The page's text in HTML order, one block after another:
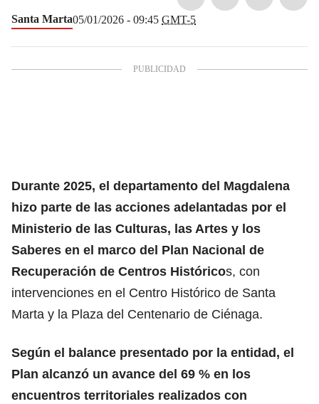
Santa Marta05/01/2026 - 09:45 GMT-5
Durante 2025, el departamento del Magdalena
hizo parte de las acciones adelantadas por el
Ministerio de las Culturas, las Artes y los
Saberes en el marco del Plan Nacional de
Recuperación de Centros Históricos, con
intervenciones en el Centro Histórico de Santa
Marta y la Plaza del Centenario de Ciénaga.
Según el balance presentado por la entidad, el
Plan alcanzó un avance del 69 % en los
encuentros territoriales realizados con